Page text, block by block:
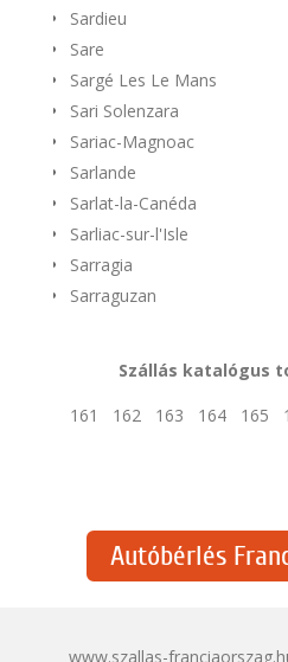
Sardieu
Sare
Sargé Les Le Mans
Sari Solenzara
Sariac-Magnoac
Sarlande
Sarlat-la-Canéda
Sarliac-sur-l'Isle
Sarragia
Sarraguzan
Szállás katalógus
161
162 163 164 165
Autóbérlés
www.szallas-